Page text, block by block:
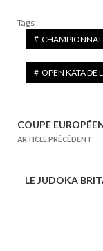
Tags :
OPEN KATA DE
N
COUPE
ARTICLE PRÉCÉDENT
LE JUDOKA